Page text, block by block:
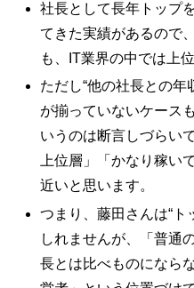
社長として長年トップ
てきた実績があるので
も、IT業界の中では上
ただし“他の社長との年
が揃っていないケース
いうのは断言しづらい
上位層」「かなり稼い
近いと思います。
つまり、藤田さんは“ト
しれませんが、「普通
長とは比べものになら